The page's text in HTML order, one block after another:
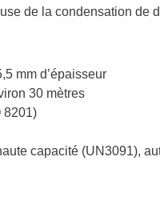
de la condensation de
mm d’épaisseur
30 mètres
8201)
capacité (UN3091),